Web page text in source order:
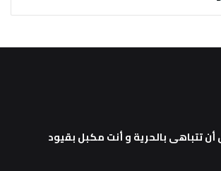
تتباهى بالحرية و أنت مكبل بقيود